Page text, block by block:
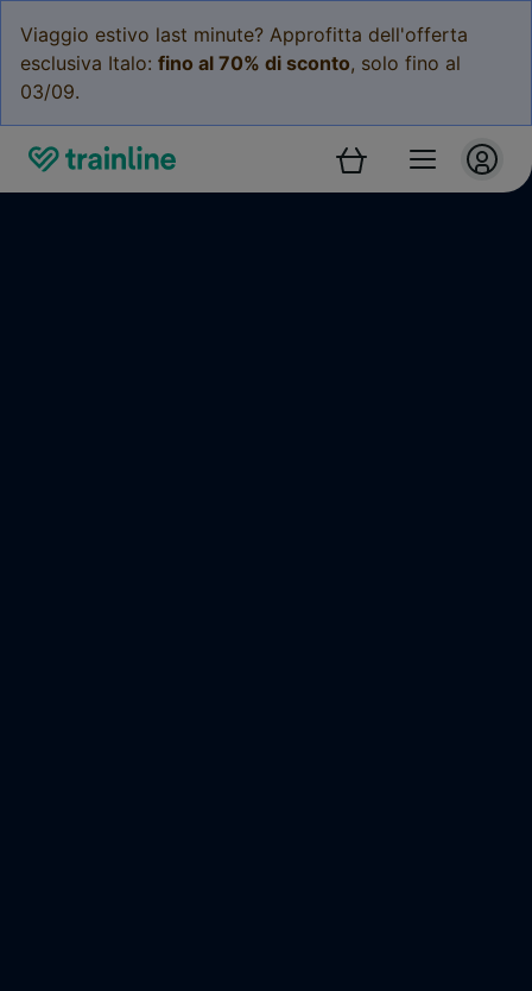
Viaggio estivo last minute? Approfitta dell'offerta
esclusiva Italo: fino al 70% di sconto, solo fino al
03/09.